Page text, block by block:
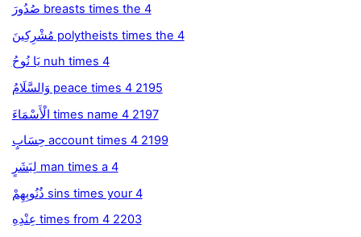
صُدُورَ breasts times the 4
مُشْرِكِينَ polytheists times the 4
يَا نُوحُ nuh times 4
وَالسَّلَامُ peace times 4 2195
الْأَسْمَاءَ times name 4 2197
حِسَابٍ account times 4 2199
لِبَشَرٍ man times a 4
ذُنُوبِهِمْ sins times your 4
عِنْدِهِ times from 4 2203